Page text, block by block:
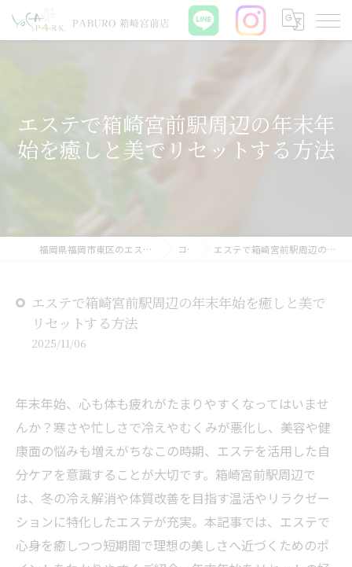
エステで箱崎宮前駅周辺の年末年
始を癒しと美でリセットする方法
福岡県福岡市東区のエステならYOSAPARK PABURO 箱崎宮前店 コラム エステで箱崎宮前駅周辺の年末年始を癒しと美でリセットする方法
エステで箱崎宮前駅周辺の年末年始を癒しと美で
リセットする方法
2025/11/06
年末年始、心も体も疲れがたまりやすくなってはいませ
んか？寒さや忙しさで冷えやむくみが悪化し、美容や健
康面の悩みも増えがちなこの時期、エステを活用した自
分ケアを意識することが大切です。箱崎宮前駅周辺で
は、冬の冷え解消や体質改善を目指す温活やリラクゼー
ションに特化したエステが充実。本記事では、エステで
心身を癒しつつ短期間で理想の美しさへ近づくためのポ